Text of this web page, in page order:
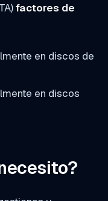
factores de
en discos de
en discos